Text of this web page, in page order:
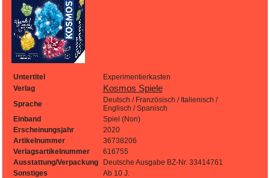
Untertitel
Experimentierkasten
Verlag
Kosmos Spiele
Sprache
Deutsch / Französisch / Italienisch /
Englisch / Spanisch
Einband
Spiel (Non)
Erscheinungsjahr
2020
Artikelnummer
36738206
Verlagsartikelnummer
616755
Ausstattung/Verpackung
Deutsche Ausgabe BZ-Nr. 33414761
Sonstiges
Ab 10 J.